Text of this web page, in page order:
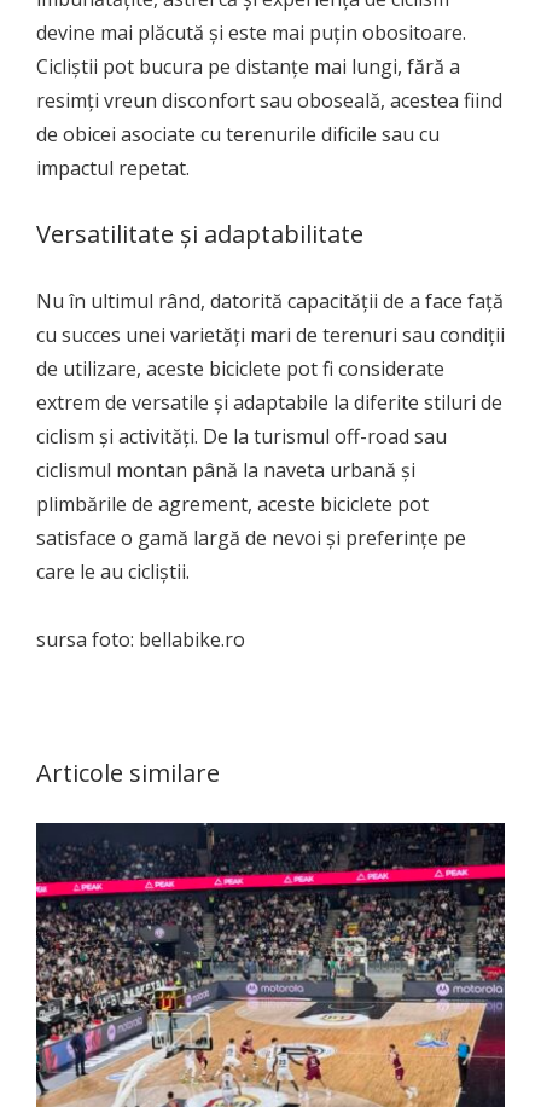
devine mai plăcută și este mai puțin obositoare.
Cicliștii pot bucura pe distanțe mai lungi, fără a
resimți vreun disconfort sau oboseală, acestea fiind
de obicei asociate cu terenurile dificile sau cu
impactul repetat.
Versatilitate și adaptabilitate
Nu în ultimul rând, datorită capacității de a face față
cu succes unei varietăți mari de terenuri sau condiții
de utilizare, aceste biciclete pot fi considerate
extrem de versatile și adaptabile la diferite stiluri de
ciclism și activități. De la turismul off-road sau
ciclismul montan până la naveta urbană și
plimbările de agrement, aceste biciclete pot
satisface o gamă largă de nevoi și preferințe pe
care le au cicliștii.
sursa foto: bellabike.ro
Articole similare